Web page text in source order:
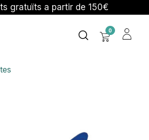
gratuïts a partir de 150€
0